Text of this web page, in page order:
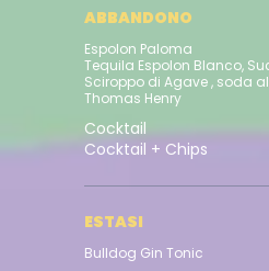
ABBANDONO
Espolon Paloma
Tequila Espolon Blanco,
Sciroppo di Agave , soda
Thomas Henry
Cocktail
Cocktail + Chips
ESTASI
Bulldog Gin Tonic